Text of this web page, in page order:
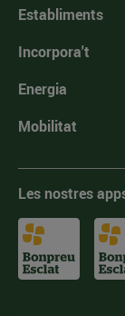
Establiments
Incorpora't
Energia
Mobilitat
Les nostres